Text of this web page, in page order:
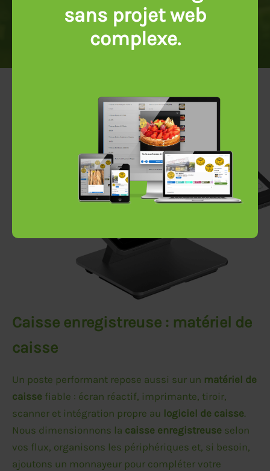
sans projet web
complexe.
Prendre rendez-vous !
Caisse enregistreuse : matériel de
caisse
Un poste performant repose aussi sur un matériel de
caisse fiable : écran réactif, imprimante, tiroir,
scanner et intégration propre au logiciel de caisse.
Nous dimensionnons la caisse enregistreuse selon
vos flux, organisons les périphériques et, si besoin,
ajoutons un monnayeur pour compléter votre